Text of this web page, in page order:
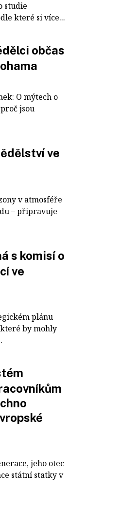
studie
které si více...
občas
O mýtech o
jsou
ve
v atmosféře
– připravuje
s komisí o
ve
plánu
které by mohly
jeho otec
státní statky v